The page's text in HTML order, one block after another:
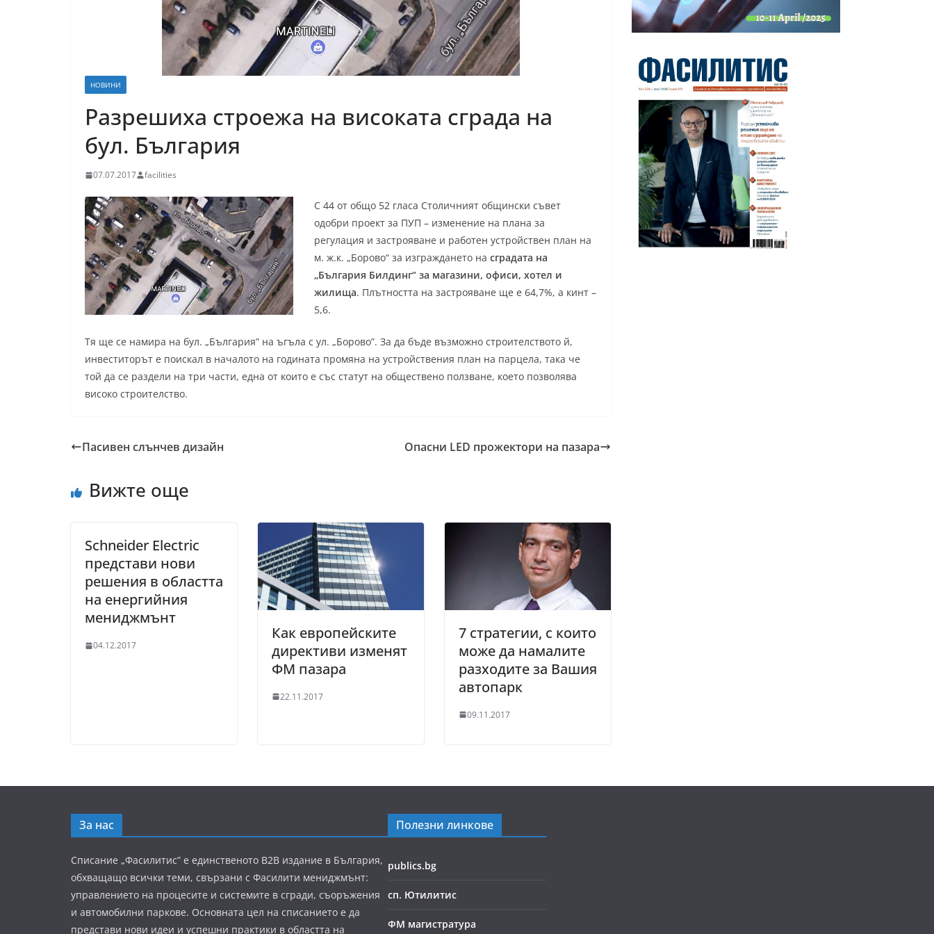
НОВИНИ
Разрешиха строежа на високата сграда на
бул. България
07.07.2017 facilities
С 44 от общо 52 гласа Столичният общински съвет
одобри проект за ПУП – изменение на плана за
регулация и застрояване и работен устройствен план на
м. ж.к. „Борово“ за изграждането на сградата на
„България Билдинг“ за магазини, офиси, хотел и
жилища. Плътността на застрояване ще е 64,7%, а кинт –
5,6.
Тя ще се намира на бул. „България” на ъгъла с ул. „Борово”. За да бъде възможно строителството й,
инвеститорът е поискал в началото на годината промяна на устройствения план на парцела, така че
той да се раздели на три части, една от които е със статут на обществено ползване, което позволява
високо строителство.
Пасивен слънчев дизайн Опасни LED прожектори на пазара
Вижте още
Schneider Electric
представи нови
решения в областта
на енергийния
мениджмънт
04.12.2017
Как европейските
директиви изменят
ФМ пазара
22.11.2017
7 стратегии, с които
може да намалите
разходите за Вашия
автопарк
09.11.2017
За нас
Списание „Фасилитис” е единственото B2B издание в България,
обхващащо всички теми, свързани с Фасилити мениджмънт:
управлението на процесите и системите в сгради, съоръжения
и автомобилни паркове. Основната цел на списанието е да
представи нови идеи и успешни практики в областта на
Полезни линкове
publics.bg
сп. Ютилитис
ФМ магистратура